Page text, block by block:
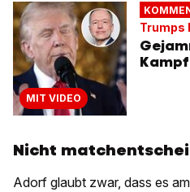
MIT VIDEO
Trumps
Nicht
Adorf glaubt zwar, dass es